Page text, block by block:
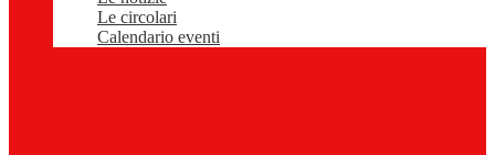
Le circolari
Calendario eventi